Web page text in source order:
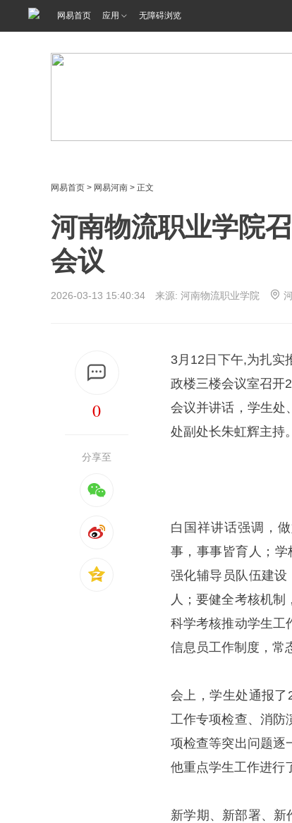
网易首页 应用 无障碍浏览
网易首页 > 网易河南 > 正文
河南物流职业学院
会议
2026-03-13 15:40:34 来源: 河南物流职业学院
0
分享至
3月12日下午,为扎实
政楼三楼会议室召开
会议并讲话，学生处
处副处长朱虹辉主持。
白国祥讲话强调，
事，事事皆育人；
强化辅导员队伍建设
人；要健全考核机
科学考核推动学生工
信息员工作制度，常
会上，学生处通报
工作专项检查、消防
项检查等突出问题逐
他重点学生工作进行
新学期、新部署、新